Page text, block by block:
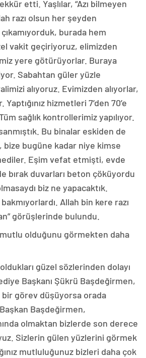
etti. Yaşlılar, “Azı bilmeyen
razı olsun her şeyden
burada hem
vakit geçiriyoruz, elimizden
yere götürüyorlar. Buraya
Sabahtan güler yüzle
alıyoruz. Evimizden alıyorlar,
Yaptığınız hizmetleri 7’den 70’e
sağlık kontrollerimiz yapılıyor.
Bu binalar eskiden de
bize bugüne kadar niye kimse
Eşim vefat etmişti, evde
bırak duvarları beton çöküyordu
biz ne yapacaktık.
Allah bin kere razı
görüşlerinde bulundu.
olduğunu görmekten daha
güzel sözlerinden dolayı
Başkanı Şükrü Başdeğirmen,
görev düşüyorsa orada
Başdeğirmen,
olmaktan bizlerde son derece
Sizlerin gülen yüzlerini görmek
mutluluğunuz bizleri daha çok